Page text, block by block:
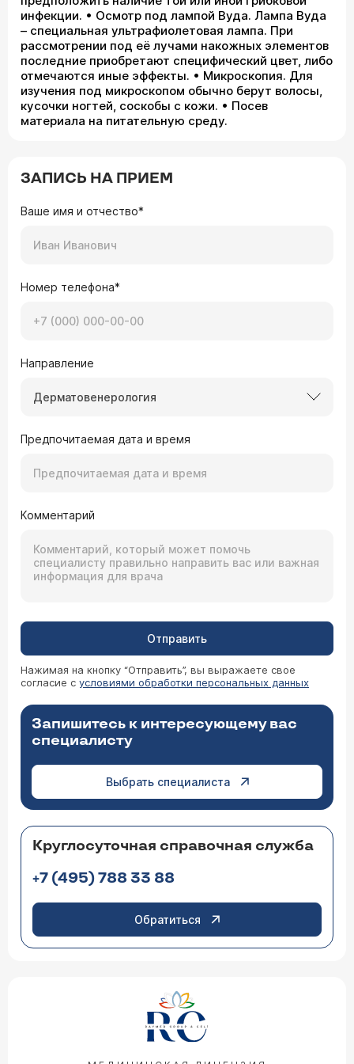
инфекции. • Осмотр под лампой Вуда. Лампа Вуда
– специальная ультрафиолетовая лампа. При
рассмотрении под её лучами накожных элементов
последние приобретают специфический цвет, либо
отмечаются иные эффекты. • Микроскопия. Для
изучения под микроскопом обычно берут волосы,
кусочки ногтей, соскобы с кожи. • Посев
материала на питательную среду.
ЗАПИСЬ НА ПРИЕМ
Ваше имя и отчество*
Номер телефона*
Направление
Дерматовенерология
Предпочитаемая дата и время
Комментарий
Отправить
Нажимая на кнопку “Отправить”, вы выражаете свое
согласие с условиями обработки персональных данных
Запишитесь к интересующему вас
специалисту
Выбрать специалиста
Круглосуточная справочная служба
+7 (495) 788 33 88
Обратиться